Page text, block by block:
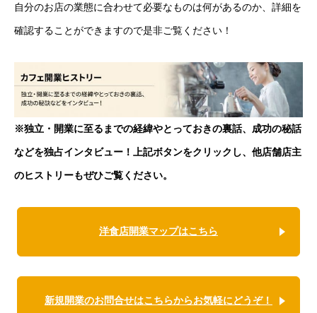
自分のお店の業態に合わせて必要なものは何があるのか、詳細を
確認することができますので是非ご覧ください！
※独立・開業に至るまでの経緯やとっておきの裏話、成功の秘話
などを独占インタビュー！上記ボタンをクリックし、他店舗店主
のヒストリーもぜひご覧ください。
洋食店開業マップはこちら
新規開業のお問合せはこちらからお気軽にどうぞ！